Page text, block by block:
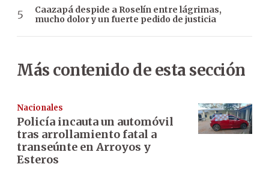
Caazapá despide a Roselín entre lágrimas,
mucho dolor y un fuerte pedido de justicia
Más contenido de esta sección
Nacionales
Policía incauta un automóvil
tras arrollamiento fatal a
transeúnte en Arroyos y
Esteros